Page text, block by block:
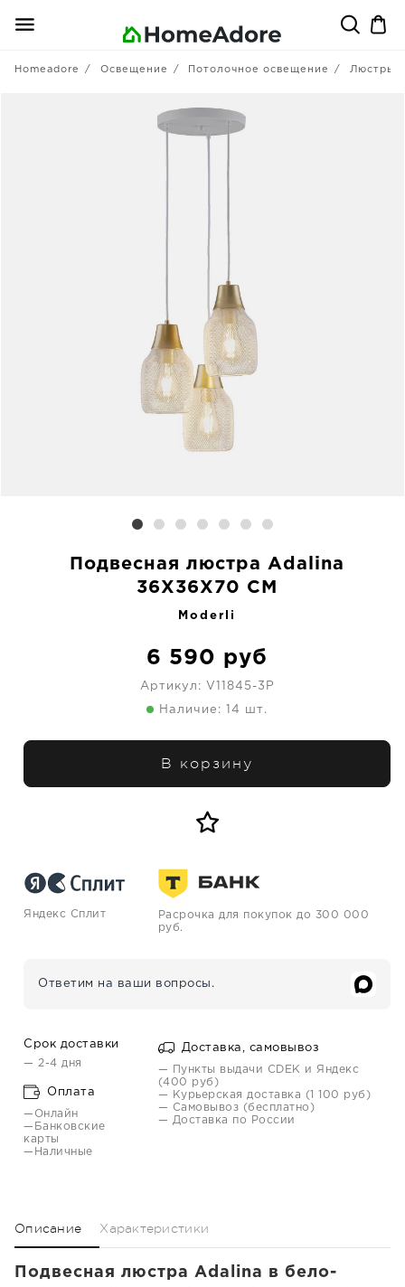
Homeadore Освещение Потолочное освещение Люстры
Подвесная люстра Adalina
36X36X70 CM
Moderli
6 590 руб
Артикул: V11845-3P
Наличие: 14 шт.
В корзину
Яндекс Сплит
Расрочка для покупок до 300 000
руб.
Ответим на ваши вопросы.
Срок доставки
— 2-4 дня
Оплата
—Онлайн
—Банковские
карты
—Наличные
Доставка, самовывоз
— Пункты выдачи CDEK и Яндекс
(400 руб)
— Курьерская доставка (1 100 руб)
— Самовывоз (бесплатно)
— Доставка по России
Описание Характеристики
Подвесная люстра Adalina в бело-